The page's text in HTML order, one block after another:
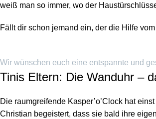
weiß man so immer, wo der
Fällt dir schon jemand ein, der die Hilfe
Wir wünschen euch eine entspannte und
Tinis Eltern: Die Wanduhr –
Die raumgreifende Kasper’o’Clock hat
Christian begeistert, dass sie bald ihre